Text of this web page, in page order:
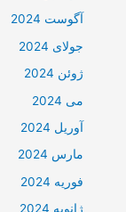
آگوست 2024
جولای 2024
ژوئن 2024
می 2024
آوریل 2024
مارس 2024
فوریه 2024
ژانویه 2024